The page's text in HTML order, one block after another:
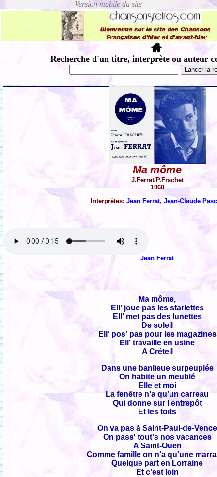
Recherche d'un titre, interprète ou auteur
Ma môme
J.Ferrat/P.Frachet
1960
Interprètes: Jean Ferrat, Jean-Claude
Jean Ferrat
Ma môme,
Ell' joue pas les starlettes
Ell' met pas des lunettes
De soleil
Ell' pos' pas pour les magazines
Ell' travaille en usine
A Créteil
Dans une banlieue surpeuplée
On habite un meublé
Elle et moi
La fenêtre n'a qu'un carreau
Qui donne sur l'entrepôt
Et les toits
On va pas à Saint-Paul-de-Vence
On pass' tout's nos vacances
A Saint-Ouen
Comme famille on n'a qu'une
Quelque part en Lorraine
Et c'est loin